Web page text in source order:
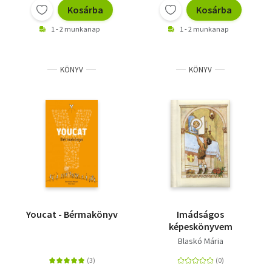
Kosárba
1 - 2 munkanap
Kosárba
1 - 2 munkanap
KÖNYV
Youcat - Bérmakönyv
KÖNYV
Imádságos
képeskönyvem
Blaskó Mária